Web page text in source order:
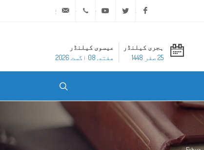
Facebook
Twitter
Youtube
ہجری کیلنڈر
25 صفر 1448
عیسوی کیلنڈر
هفته, 08 اگست 2026